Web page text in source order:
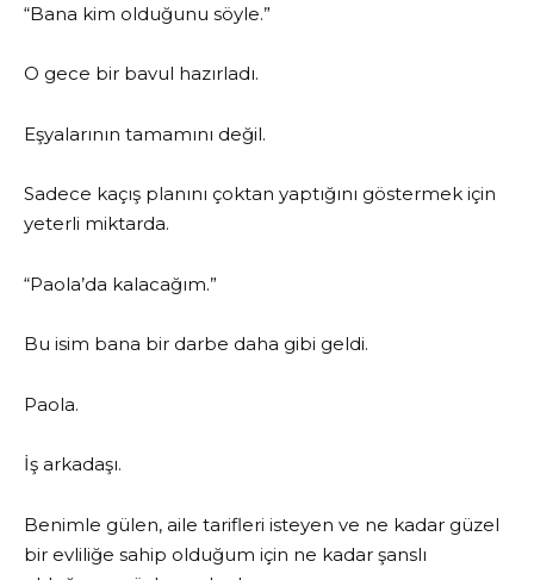
“Bana kim olduğunu söyle.”
O gece bir bavul hazırladı.
Eşyalarının tamamını değil.
Sadece kaçış planını çoktan yaptığını göstermek için
yeterli miktarda.
“Paola’da kalacağım.”
Bu isim bana bir darbe daha gibi geldi.
Paola.
İş arkadaşı.
Benimle gülen, aile tarifleri isteyen ve ne kadar güzel
bir evliliğe sahip olduğum için ne kadar şanslı